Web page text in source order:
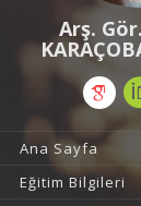
Arş.
Ana Sayfa
Eğitim Bilgileri